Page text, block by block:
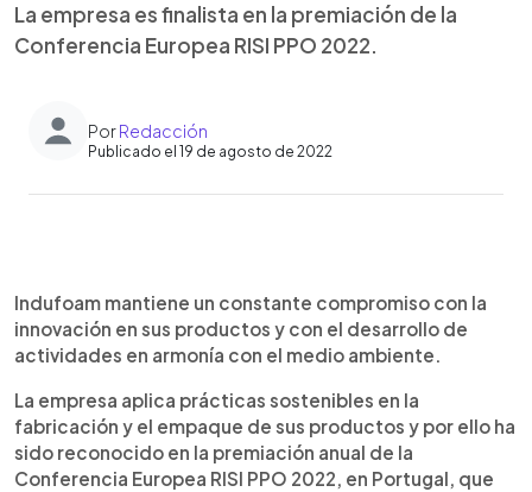
La empresa es finalista en la premiación de la
Conferencia Europea RISI PPO 2022.
PorRedacción
Publicado el 19 de agosto de 2022
Escuchar artículo
Indufoam mantiene un constante compromiso con la
innovación en sus productos y con el desarrollo de
actividades en armonía con el medio ambiente.
La empresa aplica prácticas sostenibles en la
fabricación y el empaque de sus productos y por ello ha
sido reconocido en la premiación anual de la
Conferencia Europea RISI PPO 2022, en Portugal, que